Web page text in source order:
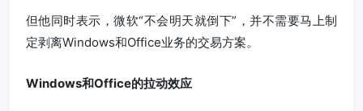
但他同时表示，微软“不会明天就倒下”，并不需要马上制
定剥离Windows和Office业务的交易方案。
Windows和Office的拉动效应